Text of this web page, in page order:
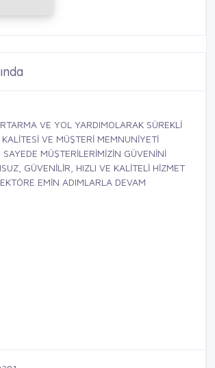
VE YOL YARDIMOLARAK SÜREKLİ
VE MÜŞTERİ MEMNUNİYETİ
MÜŞTERİLERİMİZİN GÜVENİNİ
GÜVENİLİR, HIZLI VE KALİTELİ HİZMET
EMİN ADIMLARLA DEVAM